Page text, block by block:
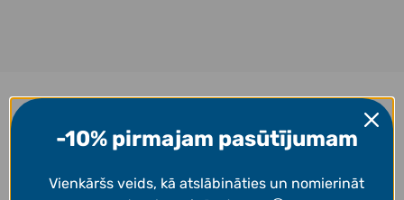
Iedvesmai
Darbi, ko uzgleznojuši mūsu klienti! 👩‍🎨
-10% pirmajam pasūtījumam
Vienkāršs veids, kā atslābināties un nomierināt